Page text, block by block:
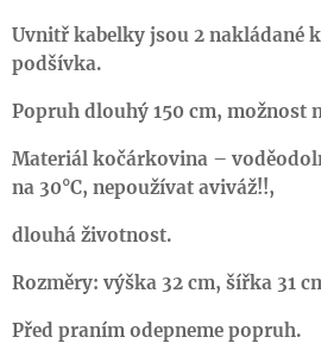
Uvnitř kabelky jsou 2 nakládané
podšívka.
Popruh dlouhý 150 cm, možnost
Materiál kočárkovina –
na 30°C, nepoužívat aviváž!!,
dlouhá životnost.
Rozměry: výška 32 cm, šířka 31
Před praním odepneme popruh.